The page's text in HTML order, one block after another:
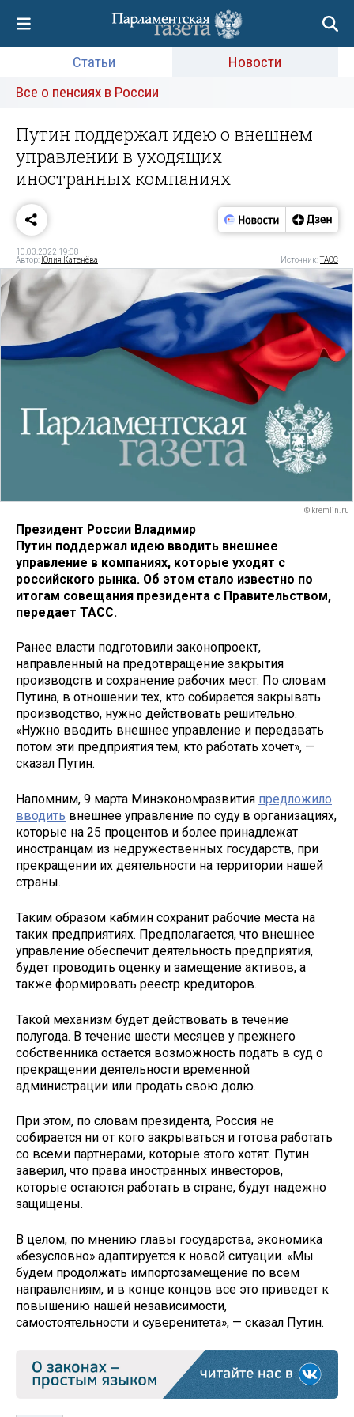
Статьи
Новости
Все о пенсиях в России
Путин поддержал идею о внешнем
управлении в уходящих
иностранных компаниях
10.03.2022 19:08
Автор: Юлия Катенёва Источник:ТАСС
© kremlin.ru
Президент России Владимир
Путин поддержал идею вводить внешнее
управление в компаниях, которые уходят с
российского рынка. Об этом стало известно по
итогам совещания президента с Правительством,
передает ТАСС.
Ранее власти подготовили законопроект,
направленный на предотвращение закрытия
производств и сохранение рабочих мест. По словам
Путина, в отношении тех, кто собирается закрывать
производство, нужно действовать решительно.
«Нужно вводить внешнее управление и передавать
потом эти предприятия тем, кто работать хочет», —
сказал Путин.
Напомним, 9 марта Минэкономразвития предложило
вводить внешнее управление по суду в организациях,
которые на 25 процентов и более принадлежат
иностранцам из недружественных государств, при
прекращении их деятельности на территории нашей
страны.
Таким образом кабмин сохранит рабочие места на
таких предприятиях. Предполагается, что внешнее
управление обеспечит деятельность предприятия,
будет проводить оценку и замещение активов, а
также формировать реестр кредиторов.
Такой механизм будет действовать в течение
полугода. В течение шести месяцев у прежнего
собственника остается возможность подать в суд о
прекращении деятельности временной
администрации или продать свою долю.
При этом, по словам президента, Россия не
собирается ни от кого закрываться и готова работать
со всеми партнерами, которые этого хотят. Путин
заверил, что права иностранных инвесторов,
которые остаются работать в стране, будут надежно
защищены.
В целом, по мнению главы государства, экономика
«безусловно» адаптируется к новой ситуации. «Мы
будем продолжать импортозамещение по всем
направлениям, и в конце концов все это приведет к
повышению нашей независимости,
самостоятельности и суверенитета», — сказал Путин.